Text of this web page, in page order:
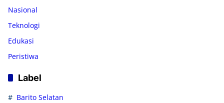
Nasional
Teknologi
Edukasi
Peristiwa
Label
Barito Selatan